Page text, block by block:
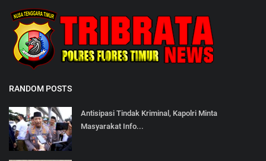
RANDOM POSTS
Antisipasi Tindak Kriminal, Kapolri Minta
Masyarakat Info...